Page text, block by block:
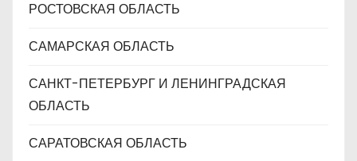
РОСТОВСКАЯ ОБЛАСТЬ
САМАРСКАЯ ОБЛАСТЬ
САНКТ-ПЕТЕРБУРГ И ЛЕНИНГРАДСКАЯ
ОБЛАСТЬ
САРАТОВСКАЯ ОБЛАСТЬ